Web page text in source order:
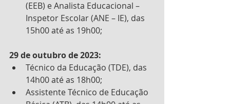
(EEB) e Analista Educacional –
Inspetor Escolar (ANE – IE), das
15h00 até as 19h00;
29 de outubro de 2023:
Técnico da Educação (TDE), das
14h00 até as 18h00;
Assistente Técnico de Educação